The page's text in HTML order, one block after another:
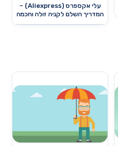
עלי אקספרס (Aliexpress) –
המדריך השלם לקניה זולה וחכמה